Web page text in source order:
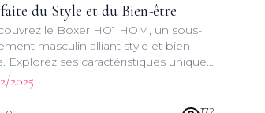
du Style et du Bien-être
le Boxer HO1 HOM, un sous-
masculin alliant style et bien-
Explorez ses caractéristiques uniques
design innovant pour une
de port incomparable.
2025